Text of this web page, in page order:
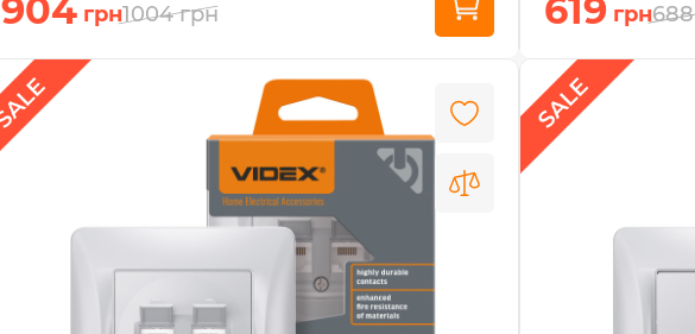
904 грн1004 грн 619 грн688